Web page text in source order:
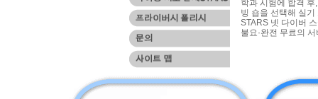
학과 시험에 합격
빙 숍을 선택해 실
STARS 넷 다이버
불요·완전 무료의